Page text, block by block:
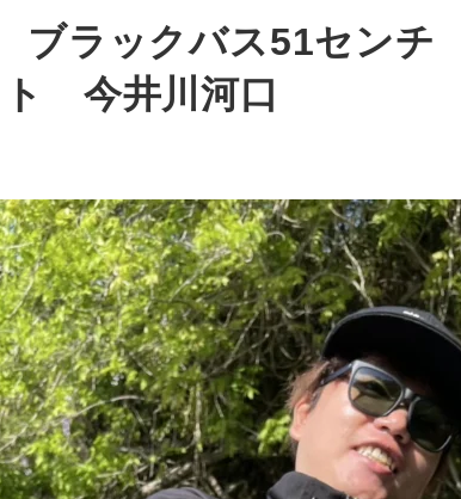
ラックバス51センチ
ト 今井川河口